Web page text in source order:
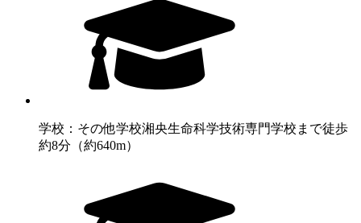
学校：その他学校湘央生命科学技術専門学校まで徒歩
約8分（約640m）